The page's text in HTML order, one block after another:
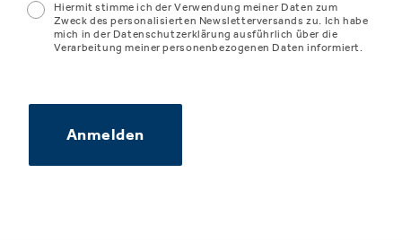
Hiermit stimme ich der Verwendung meiner Daten zum
Zweck des personalisierten Newsletterversands zu. Ich habe
mich in der Datenschutzerklärung ausführlich über die
Verarbeitung meiner personenbezogenen Daten informiert.
Anmelden